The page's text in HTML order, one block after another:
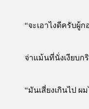
“จะเอาไงดีครับผู้
จ่าแม้นที่นั่งเงียบก
“มันเสี่ยงเกินไป ผ